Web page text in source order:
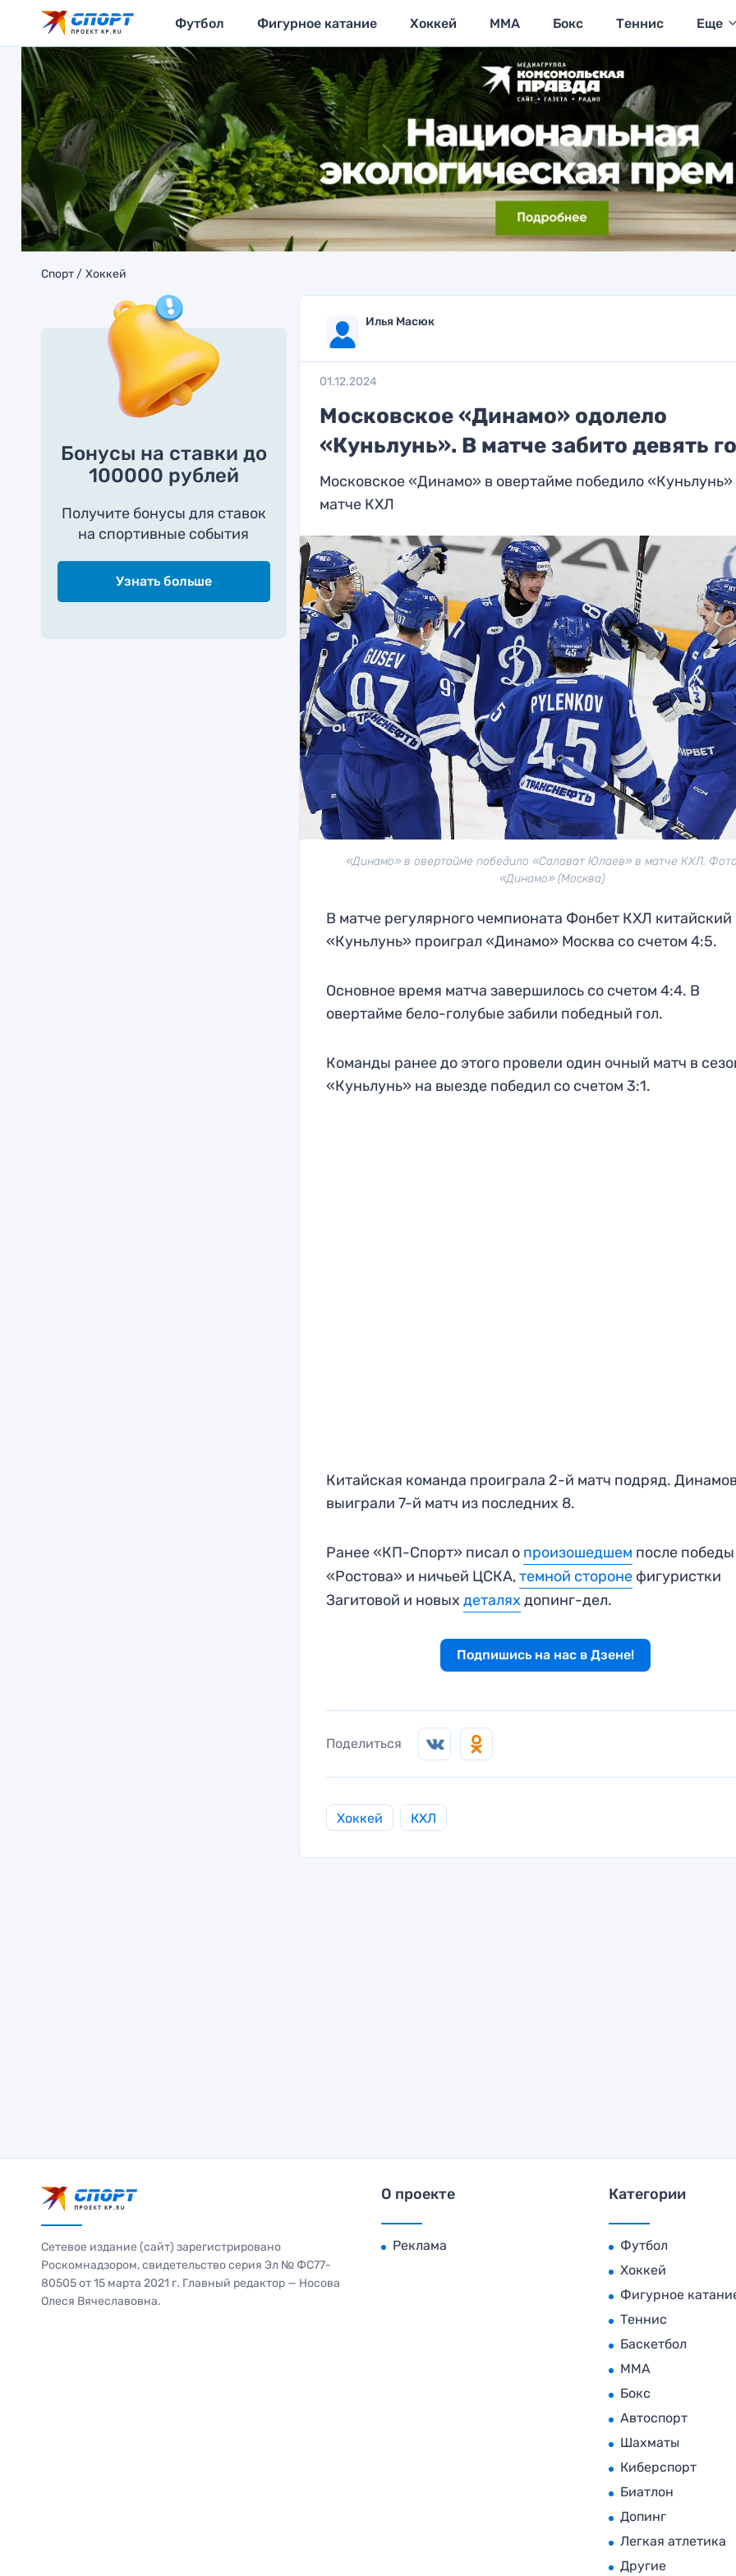
Футбол Фигурное катание Хоккей MMA Бокс Теннис Еще
Спорт Хоккей
Бонусы на ставки до
100000 рублей
Получите бонусы для ставок
на спортивные события
Узнать больше
Илья Масюк
01.12.2024
Московское «Динамо» одолело
«Куньлунь». В матче забито девять
Московское «Динамо» в овертайме победило «Куньлунь»
матче КХЛ
«Динамо» в овертайме победило «Салават Юлаев» в матче КХЛ.
«Динамо» (Москва)
В матче регулярного чемпионата Фонбет КХЛ китайский
«Куньлунь» проиграл «Динамо» Москва со счетом 4:5.
Основное время матча завершилось со счетом 4:4. В
овертайме бело-голубые забили победный гол.
Команды ранее до этого провели один очный матч в
«Куньлунь» на выезде победил со счетом 3:1.
Китайская команда проиграла 2-й матч подряд.
выиграли 7-й матч из последних 8.
Ранее «КП-Спорт» писал о произошедшем после победы
«Ростова» и ничьей ЦСКА,темной стороне фигуристки
Загитовой и новыхдеталях допинг-дел.
Подпишись на нас в Дзене!
Поделиться
Хоккей КХЛ
Сетевое издание (сайт) зарегистрировано
Роскомнадзором, свидетельство серия Эл № ФС77-
80505 от 15 марта 2021 г. Главный редактор — Носова
Олеся Вячеславовна.
О проекте
Реклама
Категории
Футбол
Хоккей
Фигурное
Теннис
Баскетбол
MMA
Бокс
Автоспорт
Шахматы
Киберспорт
Биатлон
Допинг
Легкая атлетика
Другие